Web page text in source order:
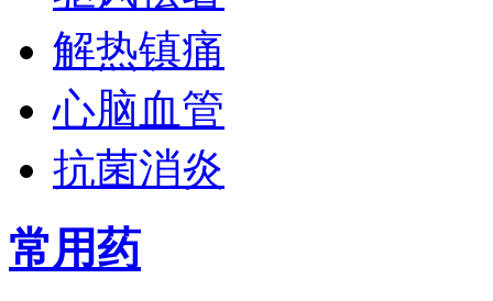
解热镇痛
心脑血管
抗菌消炎
常用药